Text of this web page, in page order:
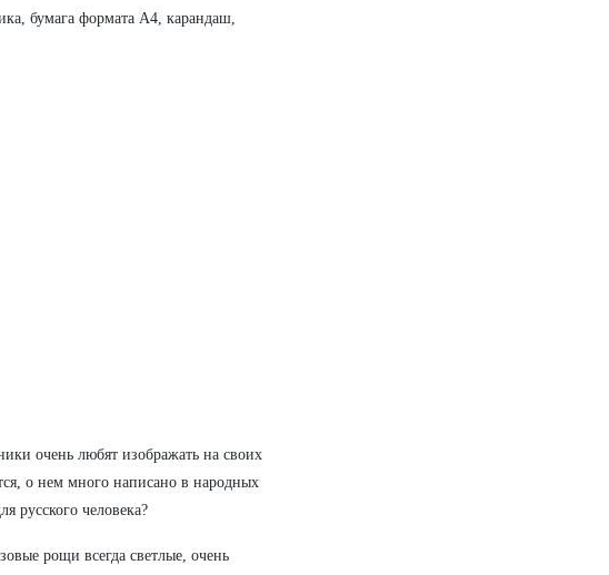
бумага формата А4, карандаш,
очень любят изображать на своих
о нем много написано в народных
русского человека?
рощи всегда светлые, очень